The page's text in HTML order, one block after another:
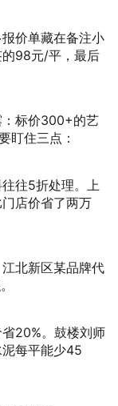
价单藏在备注小
98元/平，最后
：标价300+的艺
盯住三点：
往5折处理。上
店价省了两万
北新区某品牌代
20%。鼓楼刘师
每平能少45